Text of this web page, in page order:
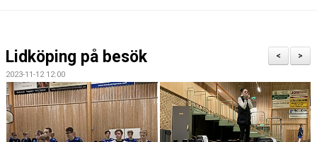
BILDGALLERI
DOKUMENT
KONTAKT
>
<
Lidköping på besök
2023-11-12 12:00